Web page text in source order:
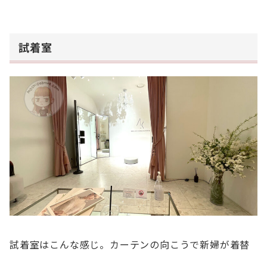
試着室
試着室はこんな感じ。カーテンの向こうで新婦が着替